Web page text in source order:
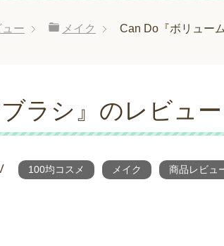
ー メイク Can Do『ボリュー
ラシ』のレビュ
100均コスメ メイク 商品レビュ